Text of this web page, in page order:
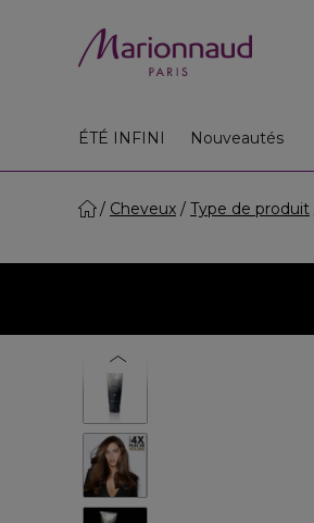
ÉTÉ INFINI Nouveautés
Cheveux Type de produit